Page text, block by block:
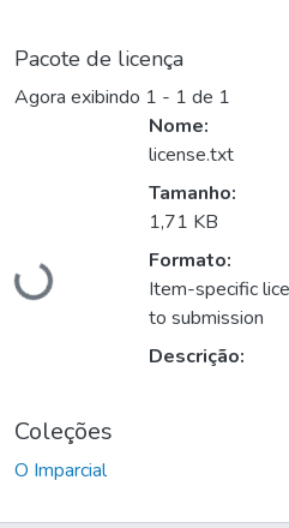
Pacote de licença
Agora exibindo 1 - 1 de 1
Carregando...
Nome:
license.txt
Tamanho:
1,71 KB
Formato:
Item-specific
to submission
Descrição:
Coleções
O Imparcial